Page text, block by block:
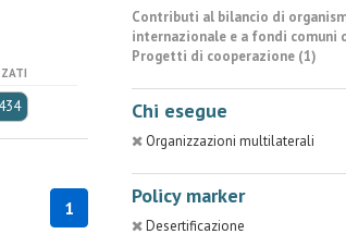
1
Contributi al bilancio di
internazionale e a fondi comuni
Progetti di cooperazione (1)
Chi esegue
Organizzazioni multilaterali
Policy marker
Desertificazione